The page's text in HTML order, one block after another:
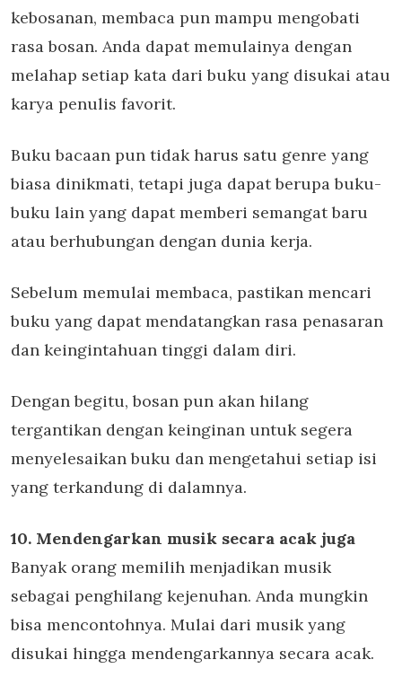
kebosanan, membaca pun mampu mengobati
rasa bosan. Anda dapat memulainya dengan
melahap setiap kata dari buku yang disukai atau
karya penulis favorit.
Buku bacaan pun tidak harus satu genre yang
biasa dinikmati, tetapi juga dapat berupa buku-
buku lain yang dapat memberi semangat baru
atau berhubungan dengan dunia kerja.
Sebelum memulai membaca, pastikan mencari
buku yang dapat mendatangkan rasa penasaran
dan keingintahuan tinggi dalam diri.
Dengan begitu, bosan pun akan hilang
tergantikan dengan keinginan untuk segera
menyelesaikan buku dan mengetahui setiap isi
yang terkandung di dalamnya.
10. Mendengarkan musik secara acak juga
Banyak orang memilih menjadikan musik
sebagai penghilang kejenuhan. Anda mungkin
bisa mencontohnya. Mulai dari musik yang
disukai hingga mendengarkannya secara acak.